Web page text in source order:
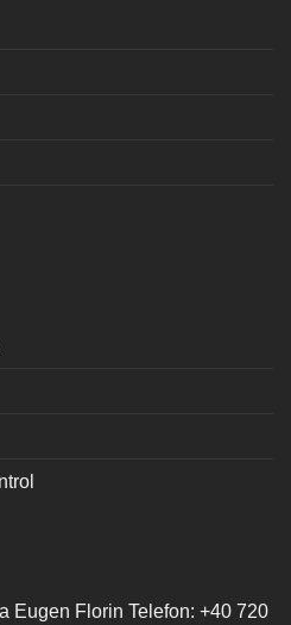
Eugen Florin Telefon: +40 720